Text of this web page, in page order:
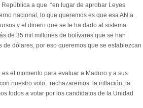
a que “en lugar de aprobar Leyes
nacional, lo que queremos es que esa AN a
y el dinero que se le ha dado al sistema
de 35 mil millones de bolívares que se han
dólares, por eso queremos que se establezcan
el momento para evaluar a Maduro y a sus
nuestro voto, rechazaremos la inflación, la
todos a votar por los candidatos de la Unidad